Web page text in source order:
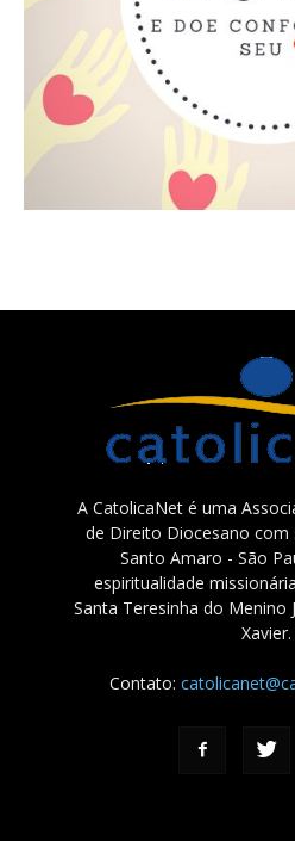
A CatolicaNet é uma
de Direito Diocesano com
Santo Amaro - São
espiritualidade
Santa Teresinha do Menino
Xavier.
Contato: